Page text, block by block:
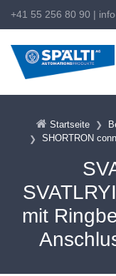
+41 55 256 80 90 |
Startseite
SHORTRON
mit